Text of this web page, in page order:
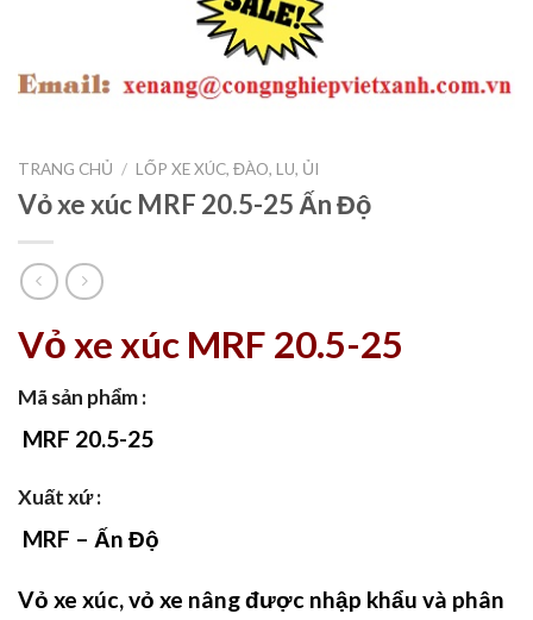
TRANG CHỦ / LỐP XE XÚC, ĐÀO, LU, ỦI
Vỏ xe xúc MRF 20.5-25 Ấn Độ
Vỏ xe xúc MRF 20.5-25
Mã sản phẩm :
MRF 20.5-25
Xuất xứ :
MRF – Ấn Độ
Vỏ xe xúc, vỏ xe nâng được nhập khẩu và phân